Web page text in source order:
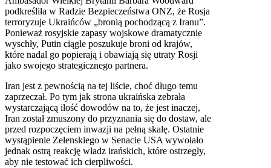
podkreśliła w Radzie Bezpieczeństwa ONZ, że Rosja
terroryzuje Ukraińców „bronią pochodzącą z Iranu”.
Ponieważ rosyjskie zapasy wojskowe dramatycznie
wyschły, Putin ciągle poszukuje broni od krajów,
które nadal go popierają i obawiają się utraty Rosji
jako swojego strategicznego partnera.
Iran jest z pewnością na tej liście, choć długo temu
zaprzeczał. Po tym jak strona ukraińska zebrała
wystarczającą ilość dowodów na to, że jest inaczej,
Iran został zmuszony do przyznania się do dostaw, ale
przed rozpoczęciem inwazji na pełną skalę. Ostatnie
wystąpienie Zełenskiego w Senacie USA wywołało
jednak ostrą reakcję władz irańskich, które ostrzegły,
aby nie testować ich cierpliwości.